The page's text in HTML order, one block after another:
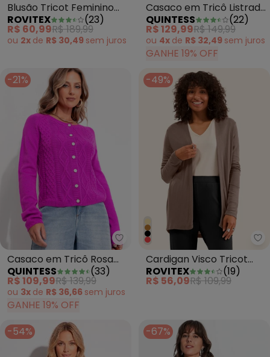
Blusão Tricot Feminino
Roxo
ROVITEX (23)
R$ 60,99R$ 189,99
ou 2x de R$ 30,49 sem juros
Casaco em Tricô Listrado
Marinho/Rosa com
Botões
QUINTESS (22)
R$ 129,99R$ 149,99
ou 4x de R$ 32,49 sem juros
GANHE 19% OFF
-21%
Quintess - Casaco em Tricô
Casaco em Tricô Rosa
com Botões
QUINTESS (33)
R$ 109,99R$ 139,99
ou 3x de R$ 36,66 sem juros
GANHE 19% OFF
-49%
Cardigan Visco Tricot
Básico Marrom
ROVITEX (19)
R$ 56,09R$ 109,99
-54% -67%